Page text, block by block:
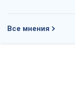
Все мнения